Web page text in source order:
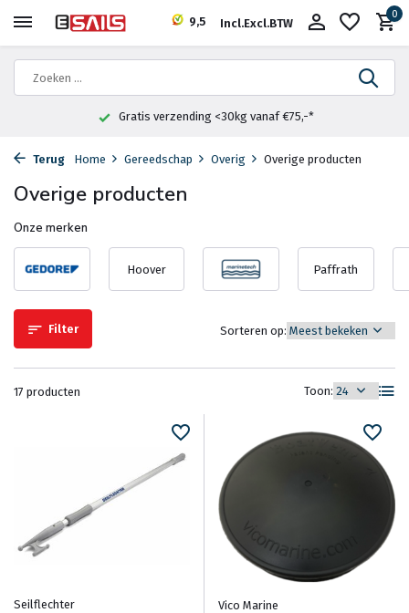
9,5 Incl.Excl.BTW
0
Fysieke winkel in Heemstede
Terug Home Gereedschap Overig Overige producten
Overige producten
Onze merken
Hoover Paffrath
Filter
17 producten Toon:
Sorteren op:
Seilflechter Vico Marine